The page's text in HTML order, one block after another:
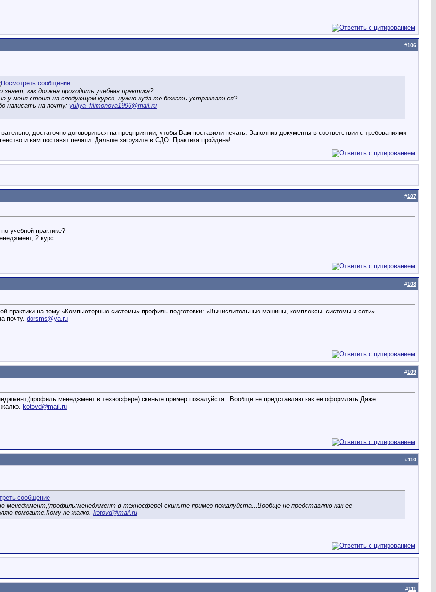
#106
как должна проходить учебная практика?
у меня стоит на следующем курсе, нужно куда-то бежать устраиваться?
написать на почту: yuliya_filimonova1996@mail.ru
достаточно договориться на предприятии, чтобы Вам поставили печать. Заполнив документы в соответствии с требованиями
и вам поставят печати. Дальше загрузите в СДО. Практика пройдена!
#107
учебной практике?
2 курс
#108
практики на тему «Компьютерные системы» профиль подготовки: «Вычислительные машины, комплексы, системы и сети»
почту. dorsms@ya.ru
#109
в техносфере) скиньте пример пожалуйста...Вообще не представляю как ее оформлять.Даже
kotovd@mail.ru
#110
менеджмент,(профиль:менеджмент в техносфере) скиньте пример пожалуйста...Вообще не представляю как ее
помогите.Кому не жалко. kotovd@mail.ru
#111